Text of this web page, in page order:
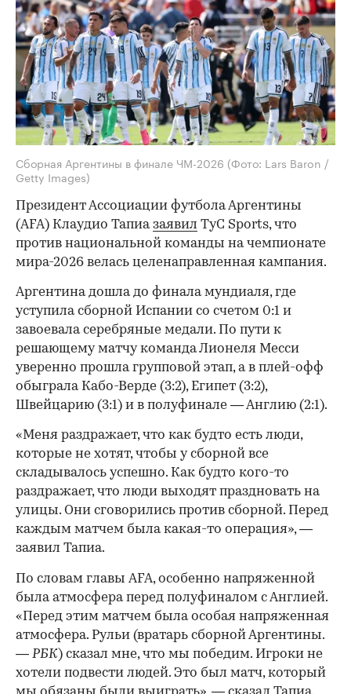
Сборная Аргентины в финале ЧМ-2026 (Фото: Lars Baron /
Getty Images)
Президент Ассоциации футбола Аргентины
(AFA) Клаудио Тапиазаявил TyC Sports, что
против национальной команды на чемпионате
мира-2026 велась целенаправленная кампания.
Аргентина дошла до финала мундиаля, где
уступила сборной Испании со счетом 0:1 и
завоевала серебряные медали. По пути к
решающему матчу команда Лионеля Месси
уверенно прошла групповой этап, а в плей-офф
обыграла Кабо-Верде (3:2), Египет (3:2),
Швейцарию (3:1) и в полуфинале — Англию (2:1).
«Меня раздражает, что как будто есть люди,
которые не хотят, чтобы у сборной все
складывалось успешно. Как будто кого-то
раздражает, что люди выходят праздновать на
улицы. Они сговорились против сборной. Перед
каждым матчем была какая-то операция», —
заявил Тапиа.
По словам главы AFA, особенно напряженной
была атмосфера перед полуфиналом с Англией.
«Перед этим матчем была особая напряженная
атмосфера. Рульи (вратарь сборной Аргентины.
— РБК) сказал мне, что мы победим. Игроки не
хотели подвести людей. Это был матч, который